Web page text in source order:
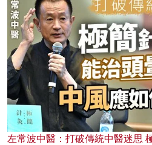
左常波中醫：打破傳統中醫迷思